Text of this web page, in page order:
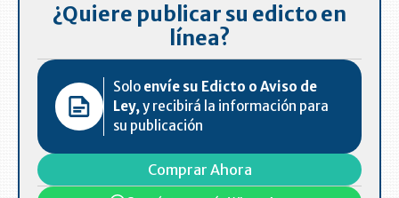
¿Quiere publicar su edicto en
línea?
Solo envíe su Edicto o Aviso de
Ley,y recibirá la información para
su publicación
Comprar Ahora